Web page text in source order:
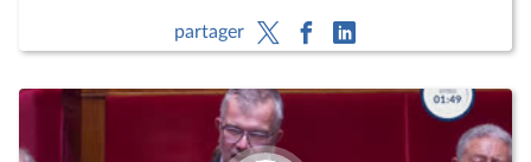
partager